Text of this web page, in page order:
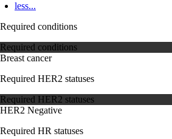
less...
Required conditions
Required conditions
Breast cancer
Required HER2 statuses
Required HER2 statuses
HER2 Negative
Required HR statuses